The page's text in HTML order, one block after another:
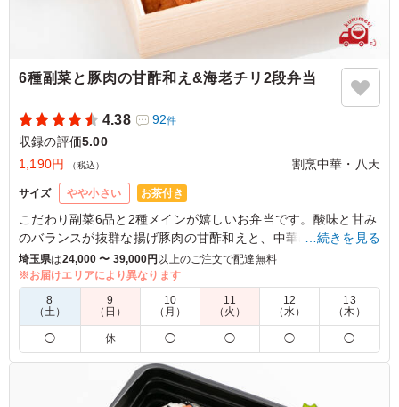
2022/07/22
6種副菜と豚肉の甘酢和え&海老チリ2段弁当
4.38 92件
収録の評価5.00
1,190円
（税込） 割烹中華・八天
サイズ やや小さい お茶付き
こだわり副菜6品と2種メインが嬉しいお弁当です。酸味と甘み
のバランスが抜群な揚げ豚肉の甘酢和えと、中華の大人気メニ
ュー海老チリをたっぷりとお楽しみください。
※白米以外のご飯が「チャーハン」と「坦々ご飯」からお選び
いただけます。下のプルダウンより選択してください。
※写真は「坦々ご飯」です。
株式会社ＮＨＫエンタープライズ
過去、中華のお弁当はあまりいい評判のものがなかったの
…続きを見る
埼玉県は24,000 〜 39,000円 以上のご注文で配達無料
※お届けエリアにより異なります
8
（土）
9
（日）
10
（月）
11
（火）
12
（水）
13
（木）
◯ 休 ◯ ◯ ◯ ◯